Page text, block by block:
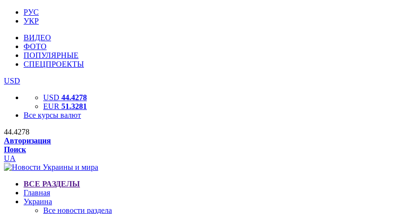
РУС
УКР
ВИДЕО
ФОТО
ПОПУЛЯРНЫЕ
СПЕЦПРОЕКТЫ
USD
USD 44.4278
EUR 51.3281
Все курсы валют
44.4278
Авторизация
Поиск
UA
ВСЕ РАЗДЕЛЫ
Главная
Украина
Все новости раздела